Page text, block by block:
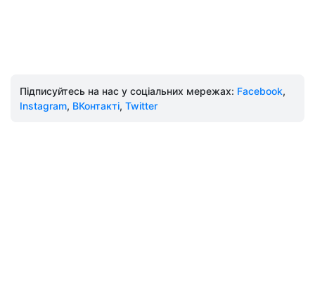
Підписуйтесь на нас у соціальних мережах: Facebook,
Instagram, ВКонтакті, Twitter